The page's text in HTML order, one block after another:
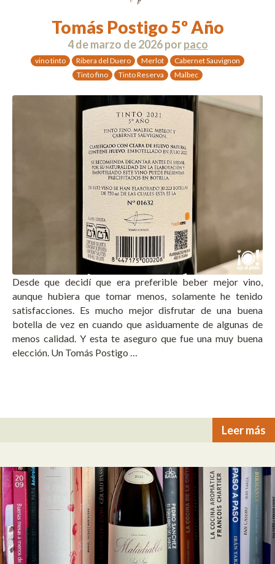
Tomás Postigo 5º Año
4 de marzo de 2026porpaco
vino tinto Ribera del Duero Merlot
Cabernet Sauvignon
Tinto fino
Tinto Reserva Malbec
Desde que decidí que era preferible beber mejor vino,
aunque hubiera que tomar menos, solamente he tenido
satisfacciones. Es mucho mejor disfrutar de una buena
botella de vez en cuando que asiduamente de algunas de
menos calidad. Y esta te aseguro que fue una muy buena
elección. Un Tomás Postigo …
Leer más